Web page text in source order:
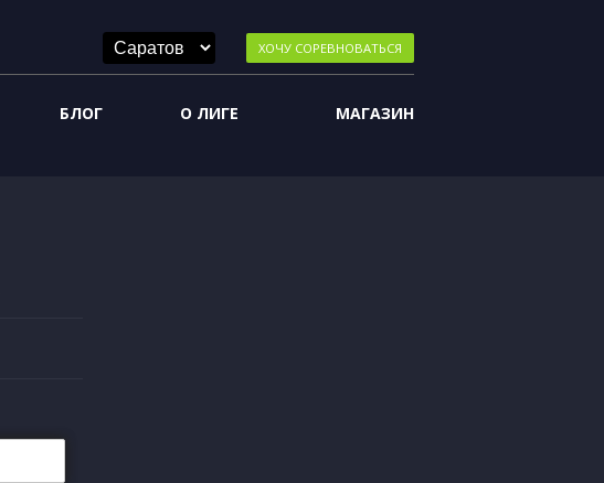
ХОЧУ СОРЕВНОВАТЬСЯ
БЛОГ О ЛИГЕ МАГАЗИН